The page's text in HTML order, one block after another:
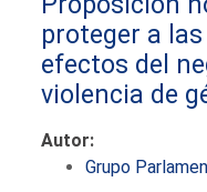
proteger a
efectos del
violencia de
Autor:
Grupo